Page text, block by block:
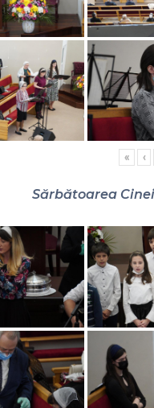
« ‹
Sărbătoarea